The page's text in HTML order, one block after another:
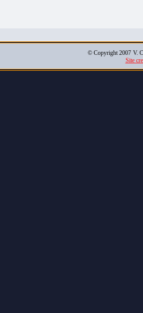
© Copyright 2007 V.
Site